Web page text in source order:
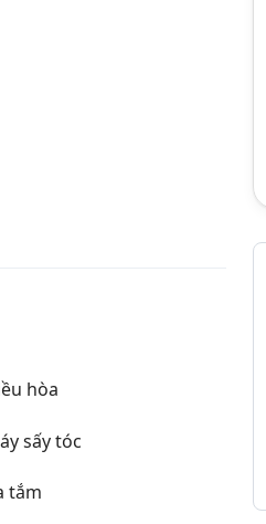
hòa
sấy tóc
tắm